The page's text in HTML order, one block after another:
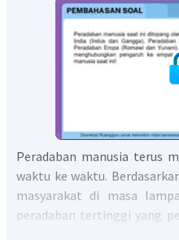
Peradaban manusia terus
waktu ke waktu.
masyarakat di masa
peradaban tertinggi yang